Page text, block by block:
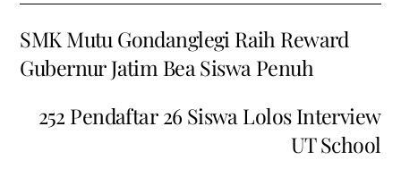
SMK Mutu Gondanglegi Raih Reward
Gubernur Jatim Bea Siswa Penuh
252 Pendaftar 26 Siswa Lolos Interview
UT School